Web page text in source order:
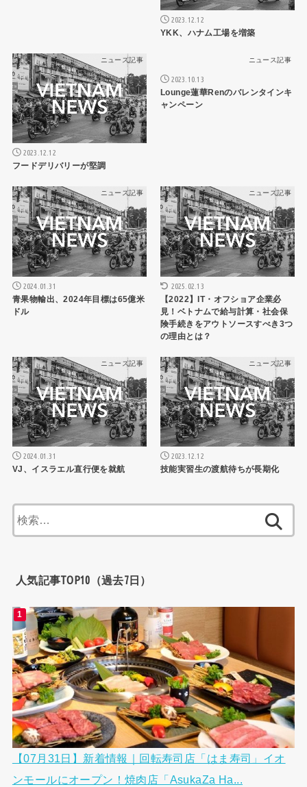
2023.12.12
YKK、ハナム工場を増築
ニュース記事
2023.12.12
フードデリバリーが堅調
ニュース記事
2023.10.13
Lounge蓮華Renのバレンタインキ
ャンペーン
ニュース記事
2024.01.31
青果物輸出、2024年目標は65億米
ドル
ニュース記事
2025.02.13
【2022】IT・オフショア企業必
見！ベトナムで給与計算・社会保
険手続きをアウトソースすべき3つ
の理由とは？
ニュース記事
2024.01.31
VJ、イスラエル直行便を就航
ニュース記事
2023.12.12
技能実習生の渡航待ちが長期化
索:
人気記事TOP10（過去7日）
【07月31日】新着情報｜回転寿司店「はま寿司」イオ
ンモールにオープン！焼肉店「AsukaZa Ha...